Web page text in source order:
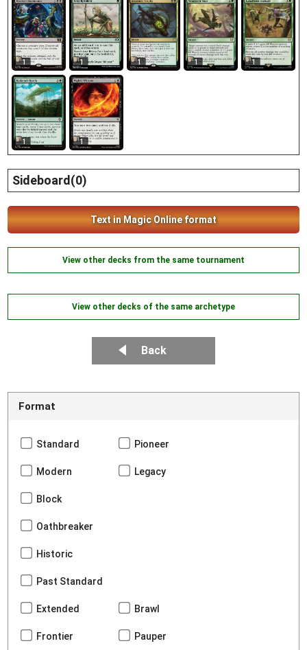
1 1 1 1 1
1 1
Sideboard(0)
Text in Magic Online format
View other decks from the same tournament
View other decks of the same archetype
Back
Format
Standard Pioneer
Modern Legacy
Block
Oathbreaker
Historic
Past Standard
Extended Brawl
Frontier Pauper